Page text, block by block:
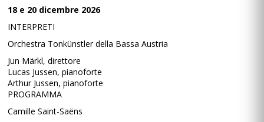
18 e 20 dicembre 2026
INTERPRETI
Orchestra Tonkünstler della Bassa Austria
Jun Märkl, direttore
Lucas Jussen, pianoforte
Arthur Jussen, pianoforte
PROGRAMMA
Camille Saint-Saëns